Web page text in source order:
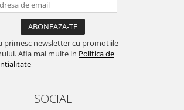
primesc newsletter cu promotiile
Afla mai multe in Politica de
SOCIAL